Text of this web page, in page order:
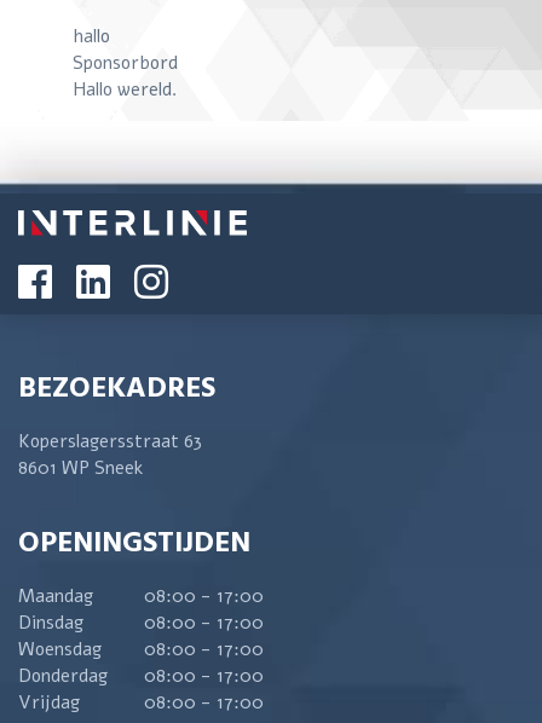
hallo
Sponsorbord
Hallo wereld.
BEZOEKADRES
Koperslagersstraat 63
8601 WP Sneek
OPENINGSTIJDEN
Maandag
08:00 - 17:00
Dinsdag
08:00 - 17:00
Woensdag
08:00 - 17:00
Donderdag
08:00 - 17:00
Vrijdag
08:00 - 17:00